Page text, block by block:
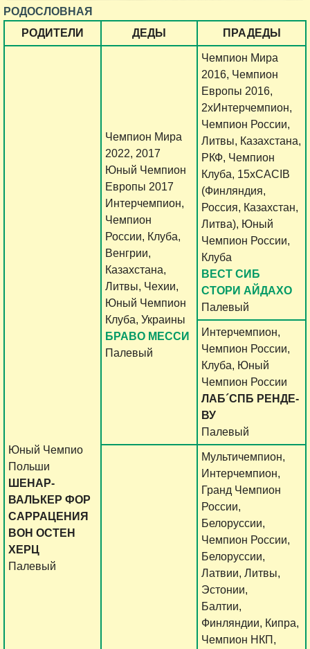
РОДОСЛОВНАЯ
РОДИТЕЛИ
ДЕДЫ ПРАДЕДЫ
Юный Чемпио
Польши
ШЕНАР-
ВАЛЬКЕР ФОР
САРРАЦЕНИЯ
ВОН ОСТЕН
ХЕРЦ
Палевый
Чемпион Мира
2022, 2017
Юный Чемпион
Европы 2017
Интерчемпион,
Чемпион
России, Клуба,
Венгрии,
Казахстана,
Литвы, Чехии,
Юный Чемпион
Клуба, Украины
БРАВО МЕССИ
Палевый
Чемпион Мира
2016, Чемпион
Европы 2016,
2хИнтерчемпион,
Чемпион России,
Литвы, Казахстана,
РКФ, Чемпион
Клуба, 15хCACIB
(Финляндия,
Россия, Казахстан,
Литва), Юный
Чемпион России,
Клуба
ВЕСТ СИБ
СТОРИ АЙДАХО
Палевый
Интерчемпион,
Чемпион России,
Клуба, Юный
Чемпион России
ЛАБ´СПБ РЕНДЕ-
ВУ
Палевый
Мультичемпион,
Интерчемпион,
Гранд Чемпион
России,
Белоруссии,
Чемпион России,
Белоруссии,
Латвии, Литвы,
Эстонии,
Балтии,
Финляндии, Кипра,
Чемпион НКП,